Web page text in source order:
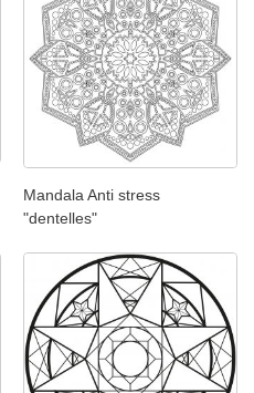
Mandala Anti stress
"dentelles"